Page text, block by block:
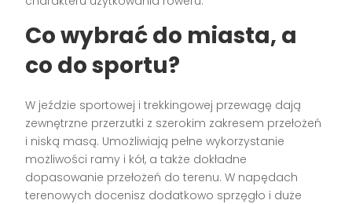
Co wybrać do miasta, a
co do sportu?
W jeździe sportowej i trekkingowej przewagę dają
zewnętrzne przerzutki z szerokim zakresem przełożeń
i niską masą. Umożliwiają pełne wykorzystanie
możliwości ramy i kół, a także dokładne
dopasowanie przełożeń do terenu. W napędach
terenowych docenisz dodatkowo sprzęgło i duże